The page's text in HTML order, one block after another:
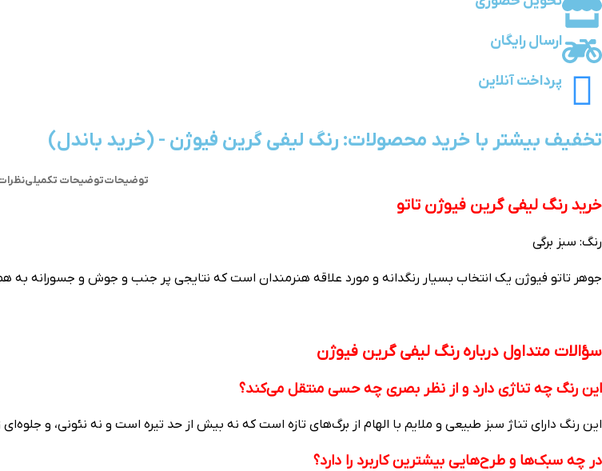
ارسال رایگان
پرداخت آنلاین
تخفیف بیشتر با خرید محصولات: رنگ لیفی گرین فیوژن - (خرید باندل)
توضیحاتتوضیحات تکمیلینظرات
خرید رنگ لیفی گرین فیوژن تاتو
رنگ: سبز برگی
جوهر تاتو فیوژن یک انتخاب بسیار رنگدانه و مورد علاقه هنرمندان است که نتایجی پر جنب و جوش و جسورانه به
سؤالات متداول درباره رنگ لیفی گرین فیوژن
این رنگ چه تناژی دارد و از نظر بصری چه حسی منتقل می‌کند؟
این رنگ دارای تناژ سبز طبیعی و ملایم با الهام از برگ‌های تازه است که نه بیش از حد تیره است و نه نئونی، و
در چه سبک‌ها و طرح‌هایی بیشترین کاربرد را دارد؟